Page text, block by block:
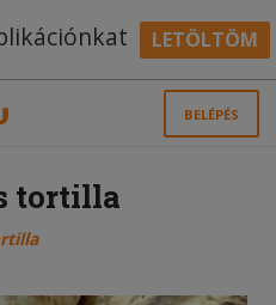
LETÖLTÖM
BELÉPÉS
tortilla